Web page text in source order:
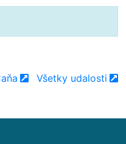
Všetky udalosti